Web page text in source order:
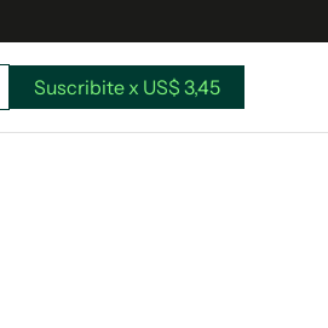
Suscribite x US$ 3,45